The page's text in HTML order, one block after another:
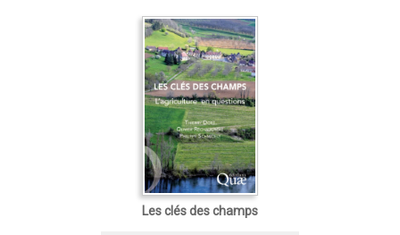
Les clés des champs